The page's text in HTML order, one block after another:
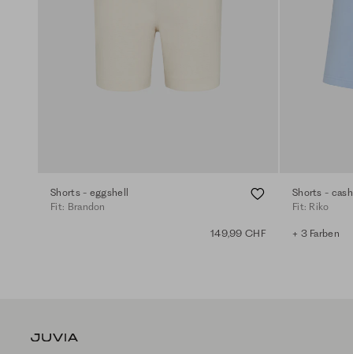
Shorts - eggshell
Fit: Brandon
149,99 CHF
Shorts -
Fit: Riko
+ 3 Farben